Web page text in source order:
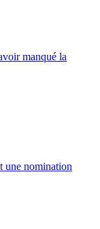
manqué la
une nomination